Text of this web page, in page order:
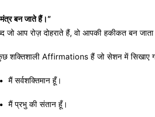
बन जाते हैं।”
जो आप रोज़ दोहराते हैं, वो आपकी हकीकत बन
शक्तिशाली Affirmations हैं जो सेशन में सिखाए
मैं सर्वशक्तिमान हूँ।
मैं प्रभु की संतान हूँ।